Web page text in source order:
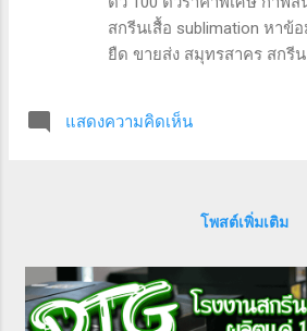
เอง”
สกรีนเสื้อ sublimation หาข้
ยืด ขายส่ง สมุทรสาคร สกรีน
โรงงาน pantip และ ผลิตเสื้อ
ร้านสกรีนเสื้อ 300 ตัว กาฬสิ
halftone หาร้านสกรีนเสื้อ
รับความนิยม “หาร้านสกรีนเ
“สกรีนเสื้อ sublimation” “ร้
สมุทรสาคร” “สกรีนเสื้อ
แสดงความคิดเห็น
โพสต์เพิ่มเติม